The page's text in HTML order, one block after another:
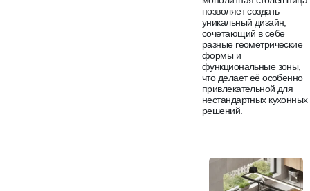
позволяет создать
уникальный дизайн,
сочетающий в себе
разные геометрические
формы и
функциональные зоны,
что делает её особенно
привлекательной для
нестандартных кухонных
решений.